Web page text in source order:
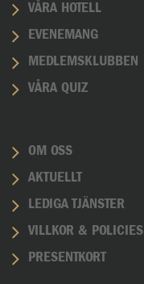
VÅRA HOTELL
EVENEMANG
MEDLEMSKLUBBEN
VÅRA QUIZ
OM OSS
AKTUELLT
LEDIGA TJÄNSTER
VILLKOR & POLICIES
PRESENTKORT